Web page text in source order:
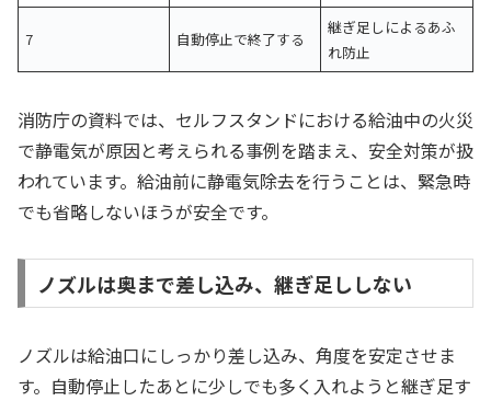
7 自動停止で終了する
継ぎ足しによるあふ
れ防止
消防庁の資料では、セルフスタンドにおける給油中の火災
で静電気が原因と考えられる事例を踏まえ、安全対策が扱
われています。給油前に静電気除去を行うことは、緊急時
でも省略しないほうが安全です。
ノズルは奥まで差し込み、継ぎ足ししない
ノズルは給油口にしっかり差し込み、角度を安定させま
す。自動停止したあとに少しでも多く入れようと継ぎ足す